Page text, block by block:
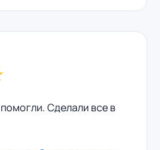
Сделали все в